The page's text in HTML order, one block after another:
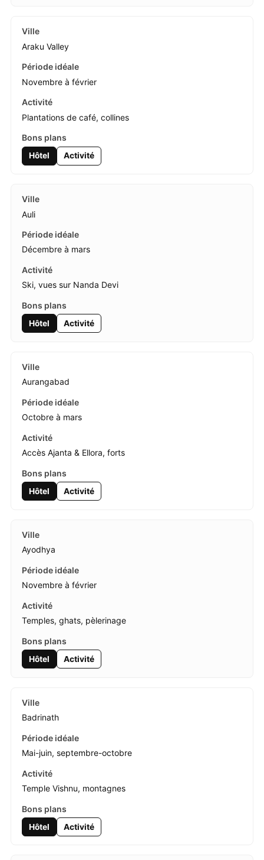
Araku Valley
Novembre à février
Plantations de café, collines
Hôtel Activité
Auli
Décembre à mars
Ski, vues sur Nanda Devi
Hôtel Activité
Aurangabad
Octobre à mars
Accès Ajanta & Ellora, forts
Hôtel Activité
Ayodhya
Novembre à février
Temples, ghats, pèlerinage
Hôtel Activité
Badrinath
Mai-juin, septembre-octobre
Temple Vishnu, montagnes
Hôtel Activité